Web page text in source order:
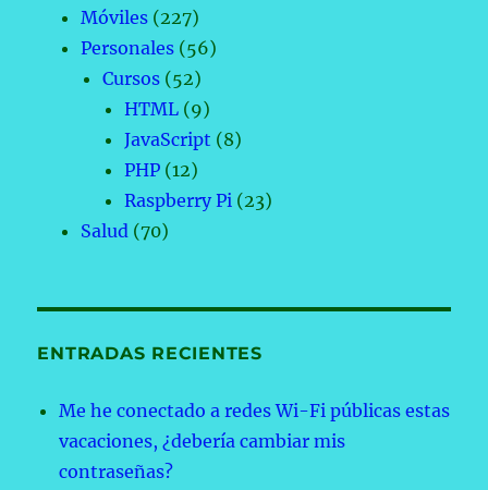
Móviles (227)
Personales (56)
Cursos (52)
HTML (9)
JavaScript (8)
PHP (12)
Raspberry Pi (23)
Salud (70)
ENTRADAS RECIENTES
Me he conectado a redes Wi-Fi públicas estas
vacaciones, ¿debería cambiar mis
contraseñas?